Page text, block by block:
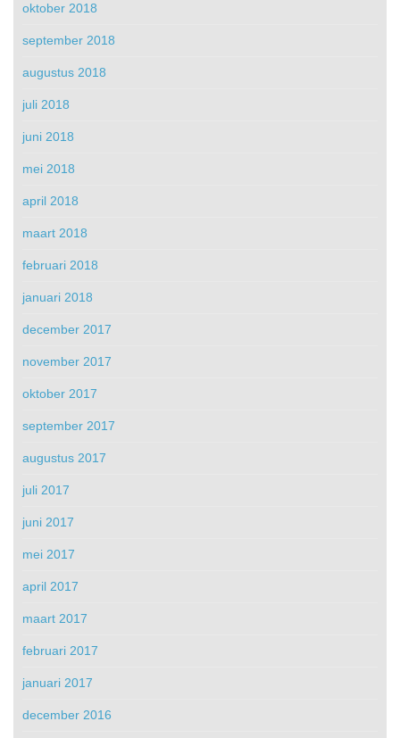
oktober 2018
september 2018
augustus 2018
juli 2018
juni 2018
mei 2018
april 2018
maart 2018
februari 2018
januari 2018
december 2017
november 2017
oktober 2017
september 2017
augustus 2017
juli 2017
juni 2017
mei 2017
april 2017
maart 2017
februari 2017
januari 2017
december 2016